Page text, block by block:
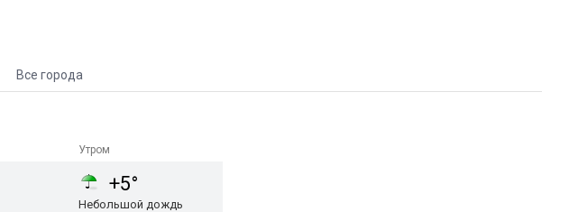
Все города
Утром
+5°
Небольшой дождь